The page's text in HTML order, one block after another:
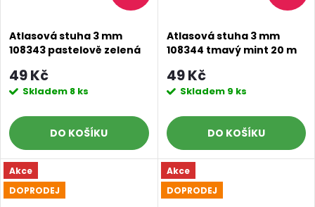
Atlasová stuha 3 mm
108343 pastelově zelená
49 Kč
Skladem 8 ks
DO KOŠÍKU
Atlasová stuha 3 mm
108344 tmavý mint 20 m
49 Kč
Skladem 9 ks
DO KOŠÍKU
Akce
DOPRODEJ
Akce
DOPRODEJ